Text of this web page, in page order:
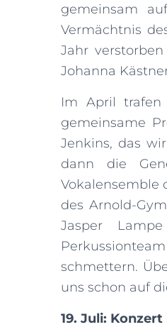
gemeinsam
Vermächtnis
Jahr
Johanna
Im April
gemeinsame
Jenkins, das
dann die
Vokalensemble
des Arnold-
Jasper
schmettern.
uns schon auf
19. Juli: